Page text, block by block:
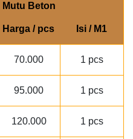
Mutu Beton
Harga / pcs Isi / M1
70.000 1 pcs
95.000 1 pcs
120.000 1 pcs